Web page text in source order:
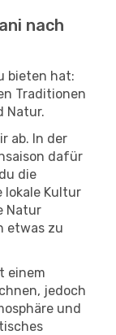
nach
bieten hat:
Traditionen
Natur.
ab. In der
dafür
die
lokale Kultur
Natur
etwas zu
einem
jedoch
und